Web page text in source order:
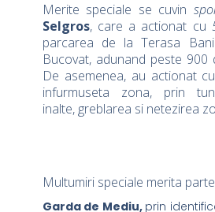
Merite speciale se cuvin
Selgros, care a actionat cu
parcarea de la Terasa
Bucovat, adunand peste 900
De asemenea, au actionat
infurmuseta zona, prin
inalte, greblarea si netezirea
Multumiri speciale merita
Garda de Mediu, prin